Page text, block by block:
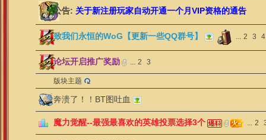
公告: 关于新注册玩家自动开通一个月VIP资格的通告
致我们永恒的WoG【更新一些QQ群号】 ... 2 3 4
论坛开启推广奖励 ... 2 3
版块主题
奔溃了！！BT图吐血
魔力觉醒--最强最喜欢的英雄投票选择3个 ... 2